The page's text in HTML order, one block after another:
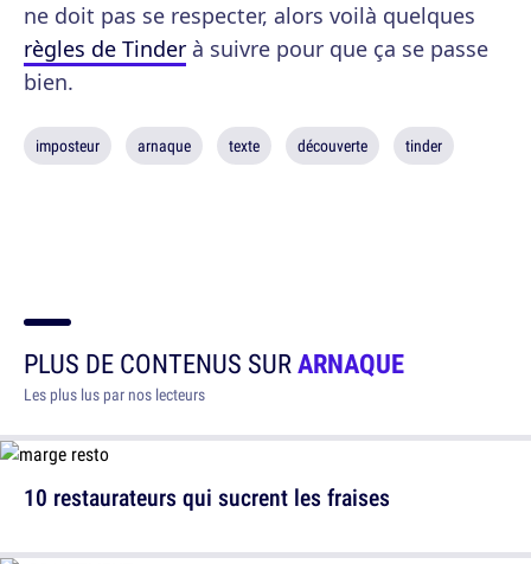
ne doit pas se respecter, alors voilà quelques
règles de Tinder à suivre pour que ça se passe
bien.
imposteur arnaque texte découverte tinder
PLUS DE CONTENUS SURARNAQUE
Les plus lus par nos lecteurs
10 restaurateurs qui sucrent les fraises